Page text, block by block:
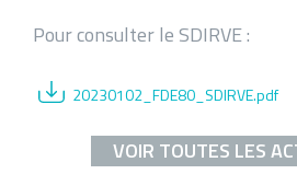
Pour consulter le SDIRVE :
20230102_FDE80_SDIRVE.pdf
VOIR TOUTES LES